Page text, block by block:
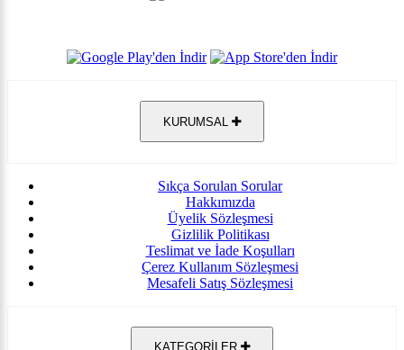
KURUMSAL
Sıkça Sorulan Sorular
Hakkımızda
Üyelik Sözleşmesi
Gizlilik Politikası
Teslimat ve İade Koşulları
Çerez Kullanım Sözleşmesi
Mesafeli Satış Sözleşmesi
KATEGORİLER